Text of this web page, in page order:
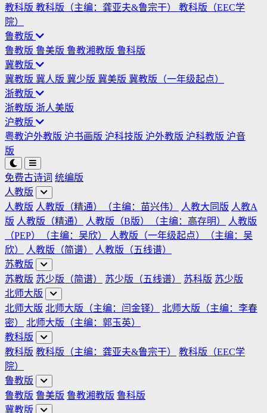
教科版 教科版（主编：龚亚夫&鲁宗干） 教科版（EEC学
院）
鲁教版
鲁教版 鲁美版 鲁教湘教版 鲁科版
冀教版
冀教版 冀人版 冀少版 冀美版 冀教版（一年级起点）
浙教版
浙教版 浙人美版
沪教版
粤教沪外教版 沪书画版 沪科技版 沪外教版 沪科教版 沪音
版
免费古诗词 统编版
人教版
人教版 人教版（精通）（主编：苗兴伟） 人教大同版 人教A
版 人教版（精通） 人教版（B版）（主编：高存明）
人教版
（PEP）（主编：吴欣）
人教版（一年级起点）（主编：吴
欣）
人教版（简谱）
人教版（五线谱）
苏教版
苏教版 苏少版（简谱） 苏少版（五线谱） 苏科版 苏少版
北师大版
北师大版 北师大版（主编：闫金铎）
北师大版（主编：李春
密）
北师大版（主编：郭玉英）
教科版
教科版 教科版（主编：龚亚夫&鲁宗干）
教科版（EEC学
院）
鲁教版
鲁教版 鲁美版 鲁教湘教版 鲁科版
冀教版